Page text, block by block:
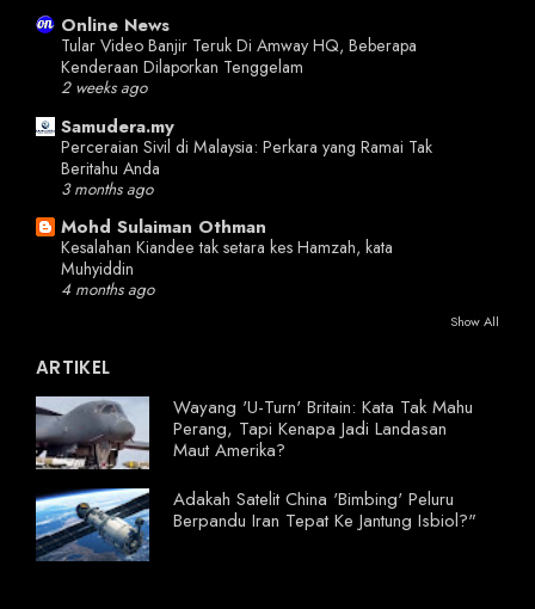
Online News
Tular Video Banjir Teruk Di Amway HQ, Beberapa
Kenderaan Dilaporkan Tenggelam
2 weeks ago
Samudera.my
Perceraian Sivil di Malaysia: Perkara yang Ramai Tak
Beritahu Anda
3 months ago
Mohd Sulaiman Othman
Kesalahan Kiandee tak setara kes Hamzah, kata
Muhyiddin
4 months ago
Show All
ARTIKEL
Wayang 'U-Turn' Britain: Kata Tak Mahu
Perang, Tapi Kenapa Jadi Landasan
Maut Amerika?
Adakah Satelit China 'Bimbing' Peluru
Berpandu Iran Tepat Ke Jantung Isbiol?"